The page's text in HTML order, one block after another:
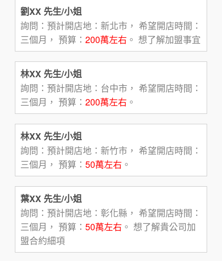
劉XX 先生/小姐
詢問：預計開店地：新北市， 希望開店時間：
三個月， 預算： 200萬左右 。 想了解加盟事宜
林XX 先生/小姐
詢問：預計開店地：台中市， 希望開店時間：
三個月， 預算： 200萬左右 。
林XX 先生/小姐
詢問：預計開店地：新竹市， 希望開店時間：
三個月， 預算： 50萬左右 。
葉XX 先生/小姐
詢問：預計開店地：彰化縣， 希望開店時間：
三個月， 預算： 50萬左右 。 想了解貴公司加
盟合約細項